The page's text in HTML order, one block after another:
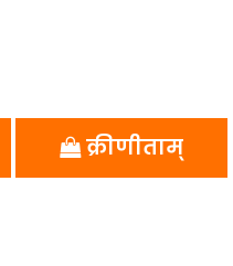
क्रीणीताम्